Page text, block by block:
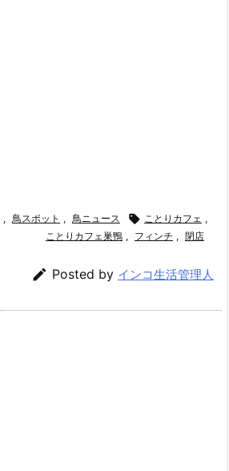
, 鳥スポット , 鳥ニュース  ことりカフェ ,
ことりカフェ巣鴨 , フィンチ , 閉店
 Posted by インコ生活管理人